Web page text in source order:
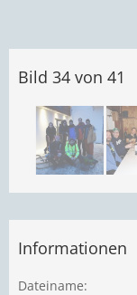
Bild 34 von 41
Informationen
Dateiname